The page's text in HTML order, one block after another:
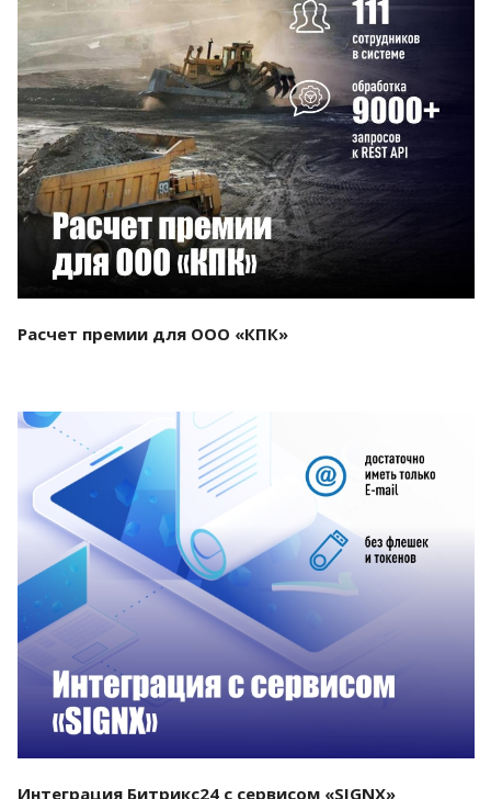
Смотреть проект
Расчет премии для ООО «КПК»
Смотреть проект
Интеграция Битрикс24 с сервисом «SIGNX»